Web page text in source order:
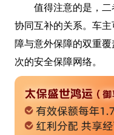
值得注意的是，
协同互补的关系。车
障与意外保障的双重
次的安全保障网络。